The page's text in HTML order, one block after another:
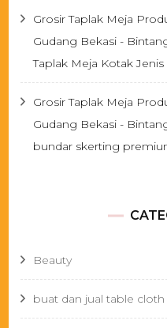
Grosir Taplak Meja
Gudang Bekasi -
Taplak Meja Kotak
Grosir Taplak Meja
Gudang Bekasi -
bundar skerting
Beauty
buat dan jual table cloth